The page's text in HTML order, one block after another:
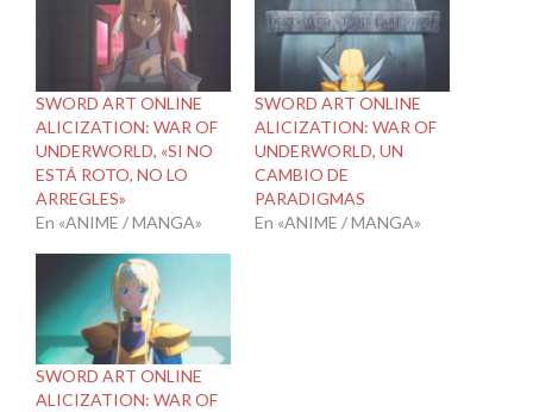
SWORD ART ONLINE
ALICIZATION: WAR OF
UNDERWORLD, «SI NO
ESTÁ ROTO, NO LO
ARREGLES»
En «ANIME / MANGA»
SWORD ART ONLINE
ALICIZATION: WAR OF
UNDERWORLD, UN
CAMBIO DE
PARADIGMAS
En «ANIME / MANGA»
SWORD ART ONLINE
ALICIZATION: WAR OF